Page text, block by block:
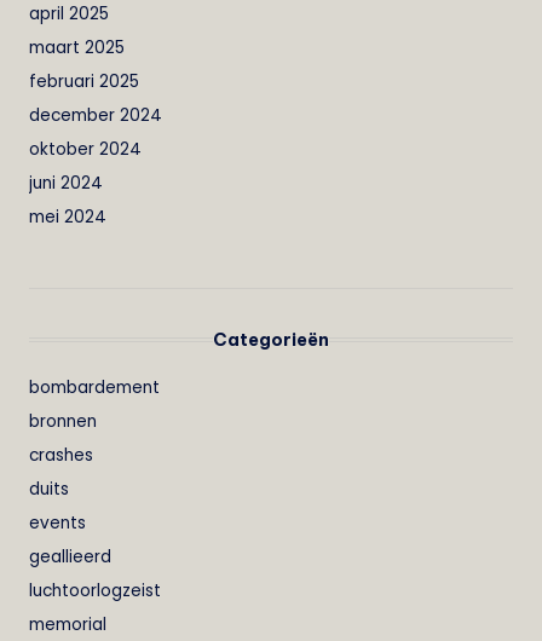
april 2025
maart 2025
februari 2025
december 2024
oktober 2024
juni 2024
mei 2024
Categorieën
bombardement
bronnen
crashes
duits
events
geallieerd
luchtoorlogzeist
memorial